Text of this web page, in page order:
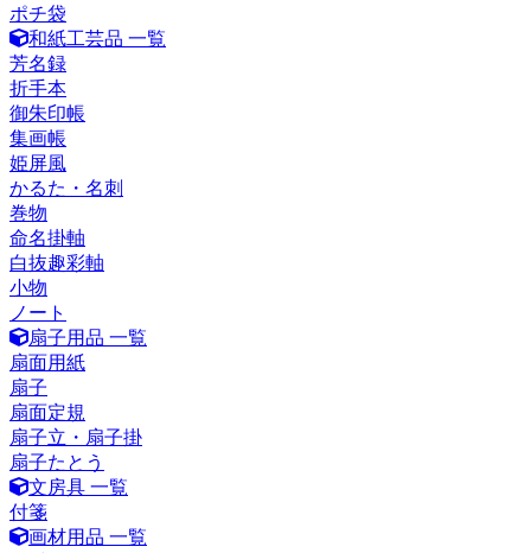
ポチ袋
和紙工芸品 一覧
芳名録
折手本
御朱印帳
集画帳
姫屏風
かるた・名刺
巻物
命名掛軸
白抜趣彩軸
小物
ノート
扇子用品 一覧
扇面用紙
扇子
扇面定規
扇子立・扇子掛
扇子たとう
文房具 一覧
付箋
画材用品 一覧